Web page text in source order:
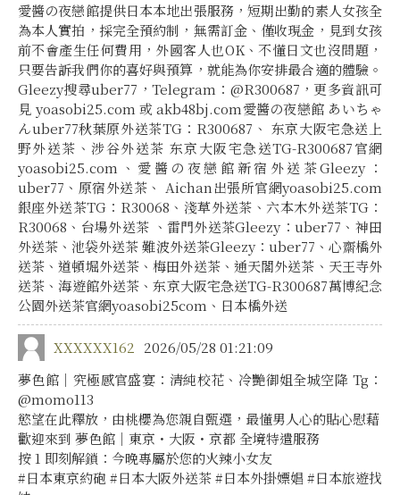
愛醬の夜戀館提供日本本地出張服務，短期出勤的素人女孩全
為本人實拍，採完全預約制，無需訂金、僅收現金，見到女孩
前不會產生任何費用，外國客人也OK、不懂日文也沒問題，
只要告訴我們你的喜好與預算，就能為你安排最合適的體驗。
Gleezy搜尋uber77，Telegram：@R300687，更多資訊可
見 yoasobi25.com 或 akb48bj.com愛醬の夜戀館 あいちゃ
んuber77秋葉原外送茶TG：R300687、 东京大阪宅急送上
野外送茶、涉谷外送茶 东京大阪宅急送TG-R300687官網
yoasobi25.com、愛醬の夜戀館新宿外送茶Gleezy：
uber77、原宿外送茶、 Aichan出張所官網yoasobi25.com
銀座外送茶TG：R30068、淺草外送茶、六本木外送茶TG：
R30068、台場外送茶 、雷門外送茶Gleezy：uber77、神田
外送茶、池袋外送茶 難波外送茶Gleezy：uber77、心齋橋外
送茶、道頓堀外送茶、梅田外送茶、通天閣外送茶、天王寺外
送茶、海遊館外送茶、东京大阪宅急送TG-R300687萬博紀念
公園外送茶官網yoasobi25com、日本橋外送
XXXXXX162
2026/05/28 01:21:09
夢色館｜究極感官盛宴：清純校花、冷艷御姐全城空降 Tg：
@momo113
慾望在此釋放，由桃櫻為您親自甄選，最懂男人心的貼心慰藉
歡迎來到 夢色館｜東京・大阪・京都 全境特遣服務
按 1 即刻解鎖：今晚專屬於您的火辣小女友
#日本東京約砲 #日本大阪外送茶 #日本外掛嫖娼 #日本旅遊找